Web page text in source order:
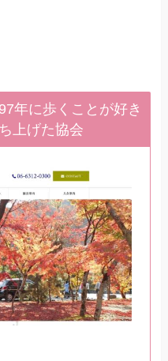
年に歩くことが好き
上げた協会